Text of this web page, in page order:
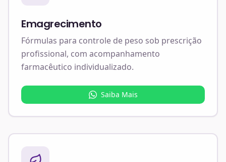
Emagrecimento
Fórmulas para controle de peso sob prescrição
profissional, com acompanhamento
farmacêutico individualizado.
Saiba Mais